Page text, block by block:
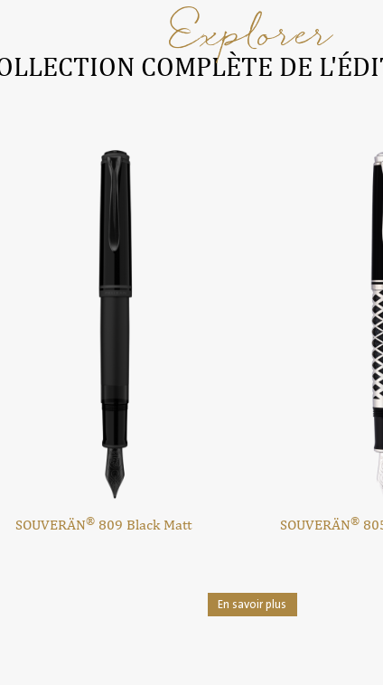
Explorer
COMPLÈTE DE
SOUVERÄN®809 Black Matt SOUVERÄN®
En savoir plus